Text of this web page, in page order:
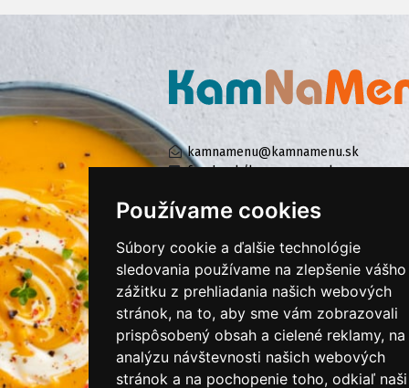
Používame cookies
Súbory cookie a ďalšie technológie
sledovania používame na zlepšenie vášho
zážitku z prehliadania našich webových
stránok, na to, aby sme vám zobrazovali
prispôsobený obsah a cielené reklamy, na
analýzu návštevnosti našich webových
stránok a na pochopenie toho, odkiaľ naši
kamnamenu@kamnamenu.sk
facebook/kamnamenu.sk
PRIHLÁSIŤ SA DO ZÁKAZNÍCKEJ ZÓNY
Všeobecné obchodné podmienky